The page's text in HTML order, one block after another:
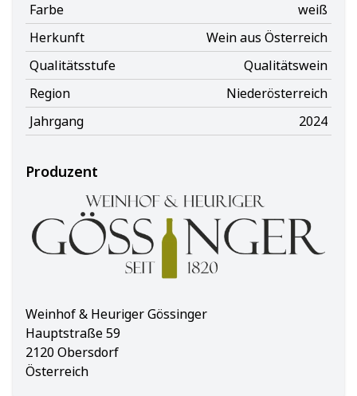
Farbe
weiß
Herkunft
Wein aus Österreich
Qualitätsstufe
Qualitätswein
Region
Niederösterreich
Jahrgang
2024
Produzent
Weinhof & Heuriger Gössinger
Hauptstraße 59
2120 Obersdorf
Österreich